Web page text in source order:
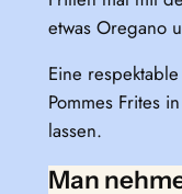
etwas Oregano
Eine
Pommes Frites
lassen.
Man